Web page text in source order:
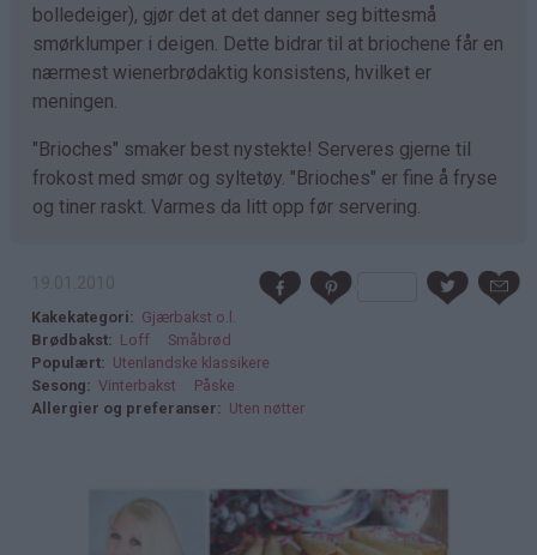
bolledeiger), gjør det at det danner seg bittesmå
smørklumper i deigen. Dette bidrar til at briochene får en
nærmest wienerbrødaktig konsistens, hvilket er
meningen.
"Brioches" smaker best nystekte! Serveres gjerne til
frokost med smør og syltetøy. "Brioches" er fine å fryse
og tiner raskt. Varmes da litt opp før servering.
Kakekategori
Gjærbakst o.l.
Brødbakst
Loff
Småbrød
Populært
Utenlandske klassikere
Sesong
Vinterbakst
Påske
Allergier og preferanser
Uten nøtter